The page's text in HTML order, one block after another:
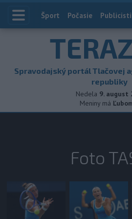
Index
Šport Počasie
TERAZ
Spravodajský portál Tlačovej
republiky
Nedela 9. august
Meniny má
Foto